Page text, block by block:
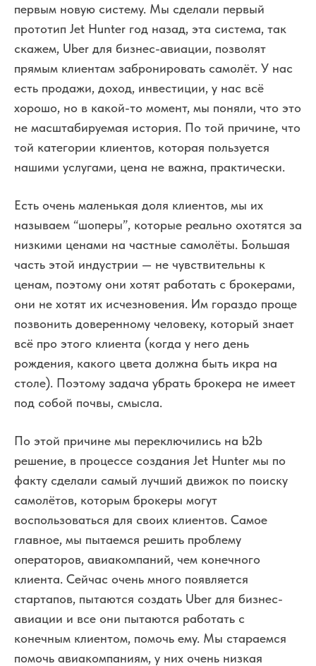
первым новую систему. Мы сделали первый
прототип Jet Hunter год назад, эта система, так
скажем, Uber для бизнес-авиации, позволят
прямым клиентам забронировать самолёт. У нас
есть продажи, доход, инвестиции, у нас всё
хорошо, но в какой-то момент, мы поняли, что это
не масштабируемая история. По той причине, что
той категории клиентов, которая пользуется
нашими услугами, цена не важна, практически.
Есть очень маленькая доля клиентов, мы их
называем “шоперы”, которые реально охотятся за
низкими ценами на частные самолёты. Большая
часть этой индустрии — не чувствительны к
ценам, поэтому они хотят работать с брокерами,
они не хотят их исчезновения. Им гораздо проще
позвонить доверенному человеку, который знает
всё про этого клиента (когда у него день
рождения, какого цвета должна быть икра на
столе). Поэтому задача убрать брокера не имеет
под собой почвы, смысла.
По этой причине мы переключились на b2b
решение, в процессе создания Jet Hunter мы по
факту сделали самый лучший движок по поиску
самолётов, которым брокеры могут
воспользоваться для своих клиентов. Самое
главное, мы пытаемся решить проблему
операторов, авиакомпаний, чем конечного
клиента. Сейчас очень много появляется
стартапов, пытаются создать Uber для бизнес-
авиации и все они пытаются работать с
конечным клиентом, помочь ему. Мы стараемся
помочь авиакомпаниям, у них очень низкая